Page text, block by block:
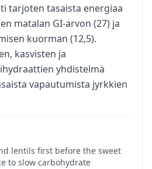
tarjoten tasaista energiaa
matalan GI-arvon (27) ja
kuorman (12,5).
kasvisten ja
yhdistelmä
vapautumista jyrkkien
lentils first before the sweet
to slow carbohydrate